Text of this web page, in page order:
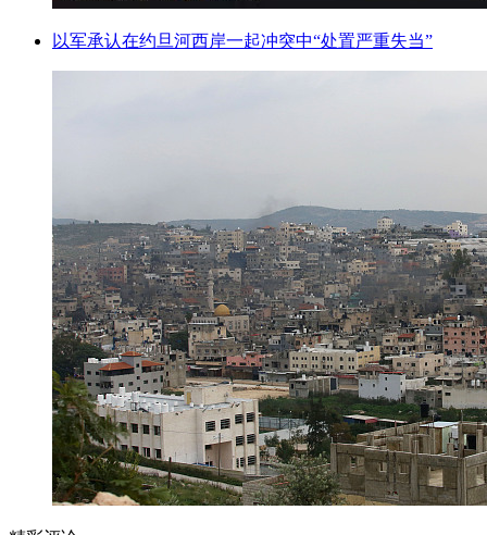
以军承认在约旦河西岸一起冲突中“处置严重失当”